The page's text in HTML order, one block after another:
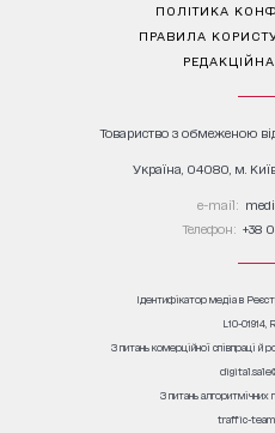
ПОЛІТИКА
ПРАВИЛА
Товариство з обмеженою
Україна, 04080, м.
е-mail:
Телефон: +38
Ідентифікатор медіа в
L10-01914,
З питань комерційної співпраці й
З питань алгоритмічних
traffic-